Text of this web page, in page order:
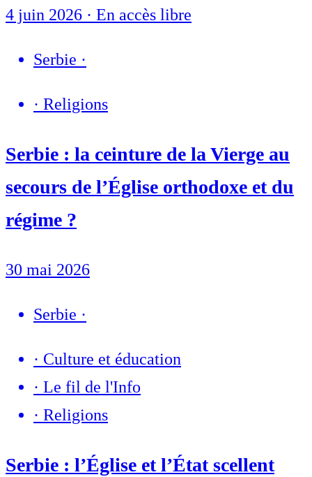
4 juin 2026 · En accès libre
Serbie ·
· Religions
Serbie : la ceinture de la Vierge au
secours de l’Église orthodoxe et du
régime ?
30 mai 2026
Serbie ·
· Culture et éducation
· Le fil de l'Info
· Religions
Serbie : l’Église et l’État scellent